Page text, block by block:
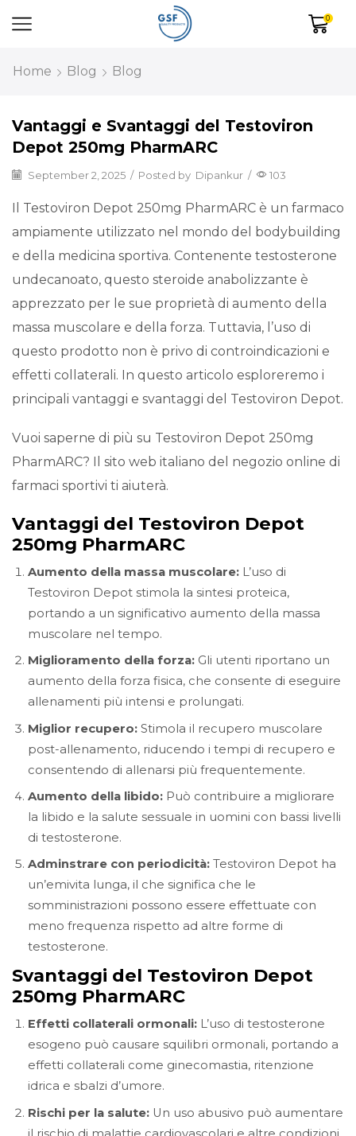
0
Home Blog Blog
Vantaggi e Svantaggi del Testoviron
Depot 250mg PharmARC
September 2, 2025 / Posted by Dipankur / 103
Il Testoviron Depot 250mg PharmARC è un farmaco
ampiamente utilizzato nel mondo del bodybuilding
e della medicina sportiva. Contenente testosterone
undecanoato, questo steroide anabolizzante è
apprezzato per le sue proprietà di aumento della
massa muscolare e della forza. Tuttavia, l’uso di
questo prodotto non è privo di controindicazioni e
effetti collaterali. In questo articolo esploreremo i
principali vantaggi e svantaggi del Testoviron Depot.
Vuoi saperne di più su Testoviron Depot 250mg
PharmARC? Il sito web italiano del negozio online di
farmaci sportivi ti aiuterà.
Vantaggi del Testoviron Depot
250mg PharmARC
Aumento della massa muscolare: L’uso di
Testoviron Depot stimola la sintesi proteica,
portando a un significativo aumento della massa
muscolare nel tempo.
Miglioramento della forza: Gli utenti riportano un
aumento della forza fisica, che consente di eseguire
allenamenti più intensi e prolungati.
Miglior recupero: Stimola il recupero muscolare
post-allenamento, riducendo i tempi di recupero e
consentendo di allenarsi più frequentemente.
Aumento della libido: Può contribuire a migliorare
la libido e la salute sessuale in uomini con bassi livelli
di testosterone.
Adminstrare con periodicità: Testoviron Depot ha
un’emivita lunga, il che significa che le
somministrazioni possono essere effettuate con
meno frequenza rispetto ad altre forme di
testosterone.
Svantaggi del Testoviron Depot
250mg PharmARC
Effetti collaterali ormonali: L’uso di testosterone
esogeno può causare squilibri ormonali, portando a
effetti collaterali come ginecomastia, ritenzione
idrica e sbalzi d’umore.
Rischi per la salute: Un uso abusivo può aumentare